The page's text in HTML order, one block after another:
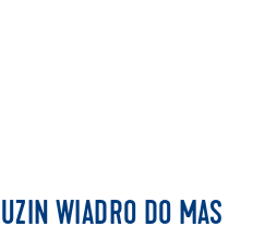
UZIN WIADRO DO MAS